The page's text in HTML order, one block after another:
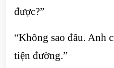
được?”
“Không sao đâu. Anh
tiện đường.”